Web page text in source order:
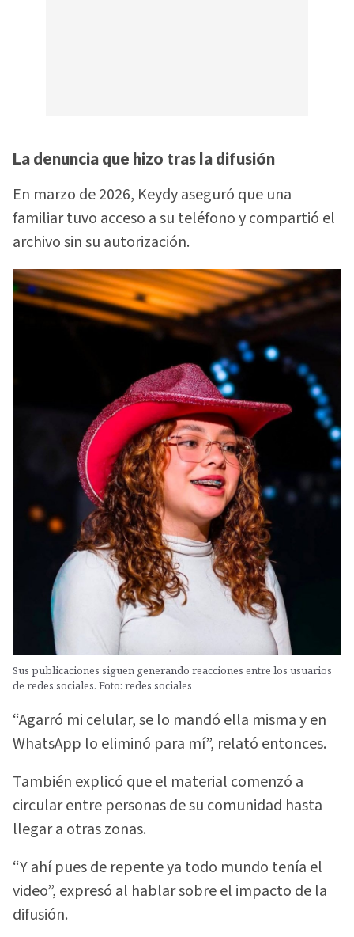
La denuncia que hizo tras la difusión
En marzo de 2026, Keydy aseguró que una
familiar tuvo acceso a su teléfono y compartió el
archivo sin su autorización.
Sus publicaciones siguen generando reacciones entre los usuarios
de redes sociales. Foto: redes sociales
“Agarró mi celular, se lo mandó ella misma y en
WhatsApp lo eliminó para mí”, relató entonces.
También explicó que el material comenzó a
circular entre personas de su comunidad hasta
llegar a otras zonas.
“Y ahí pues de repente ya todo mundo tenía el
video”, expresó al hablar sobre el impacto de la
difusión.